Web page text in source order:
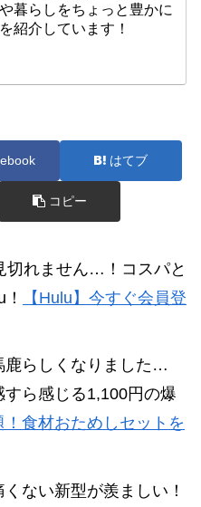
暮らしをちょっと豊かに
紹介しています！
はてブ
コピー
切れません…！コスパと
【Hulu】今すぐ会員登
鹿らしくなりました…
すら感じる1,100円の爆
食材おためしセットを
ない新型が羨ましい！